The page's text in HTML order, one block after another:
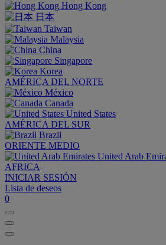
Hong Kong
日本
Taiwan
Malaysia
China
Singapore
Korea
AMÉRICA DEL NORTE
México
Canada
United States
AMÉRICA DEL SUR
Brazil
ORIENTE MEDIO
United Arab
AFRICA
INICIAR SESIÓN
Lista de deseos
0